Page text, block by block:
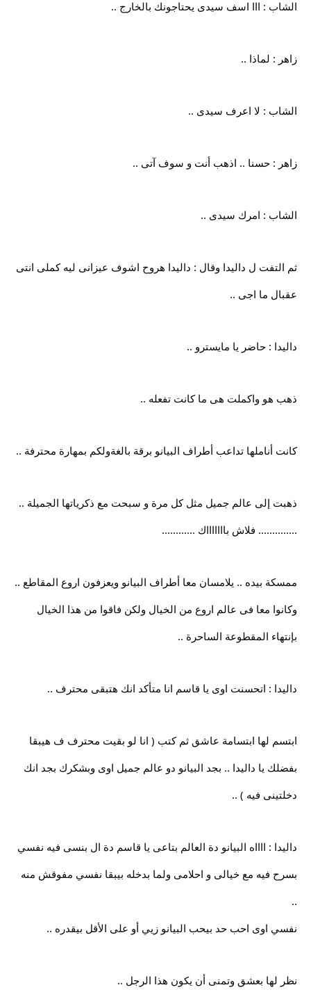
الشاب : ااا اسف سيدى يحتاجونك بالخارج ..
زاهر : لماذا ..
الشاب : لا اعرف سيدى ..
زاهر : حسنا .. اذهب أنت و سوف آتى ..
الشاب : امرك سيدى ..
ثم التفت ل داليدا وقال : داليدا هروح اشوف عيزانى ليه كملى انتى
عقبال ما اجى ..
داليدا : حاضر يا مايسترو ..
ذهب هو واكملت هى ما كانت تفعله ..
كانت أناملها تداعب أطراف البيانو برقة بالغةولكم بمهارة محترفة ..
ذهبت إلى عالم جميل مثل كل مرة و سبحت مع ذكرياتها الجميلة ..
.............. فلاش باااااااك ............
ممسكة بيده .. يلامسان معا أطراف البيانو ويعزفون اروع المقاطع ..
وكانوا معا فى عالم اروع من الخيال ولكن فاقوا من هذا الخيال
بإنتهاء المقطوعة الساحرة ..
داليدا : اتحسنت اوى يا قاسم انا متأكد انك هتبقى محترف ..
ابتسم لها ابتسامة عاشق ثم كتب ( انا لو بقيت محترف ف هيبقا
بفضلك يا داليدا .. بجد البيانو دو عالم جميل اوى وبشكرك بجد انك
دخلتينى فيه ) ..
داليدا : ااااه البيانو دة العالم بتاعى يا قاسم دة ال بنسى فيه نفسي
بسرح فيه مع خيالى و احلامى ولما بدخله بيبقا نفسي مفوقش منه
..
نفسي اوى احب حد بيحب البيانو زيي أو على الأقل بيقدره ..
نظر لها بعشق وتمنى أن يكون هذا الرجل ..